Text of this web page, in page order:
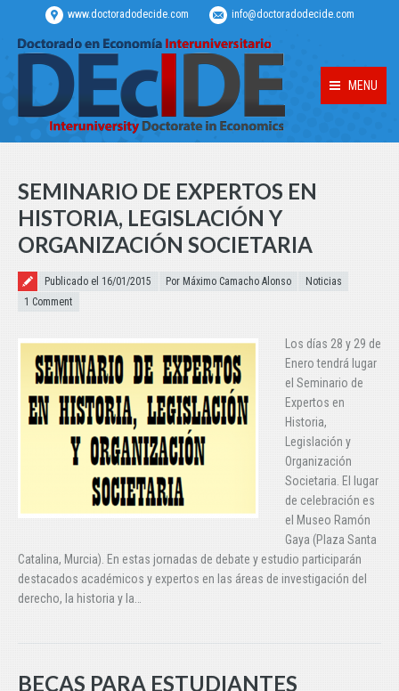
www.doctoradodecide.com info@doctoradodecide.com
MENU
SEMINARIO DE EXPERTOS EN
HISTORIA, LEGISLACIÓN Y
ORGANIZACIÓN SOCIETARIA
Publicado el
Publicado el 16/01/2015 Por Máximo Camacho Alonso
Noticias
1 Comment
Los días 28 y 29 de
Enero tendrá lugar
el Seminario de
Expertos en
Historia,
Legislación y
Organización
Societaria. El lugar
de celebración es
el Museo Ramón
Gaya (Plaza Santa
Catalina, Murcia). En estas jornadas de debate y estudio participarán
destacados académicos y expertos en las áreas de investigación del
derecho, la historia y la…
BECAS PARA ESTUDIANTES